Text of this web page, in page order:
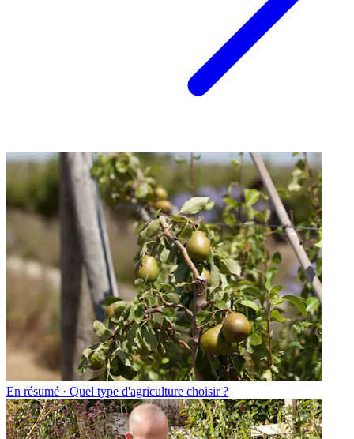
En résumé · Quel type d'agriculture choisir ?